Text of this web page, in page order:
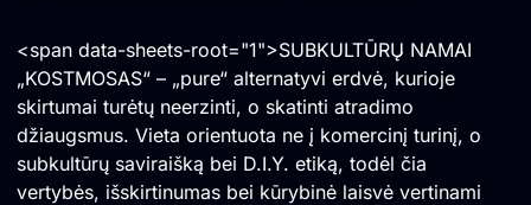
<span data-sheets-root="1">SUBKULTŪRŲ NAMAI
„KOSTMOSAS“ – „pure“ alternatyvi erdvė, kurioje
skirtumai turėtų neerzinti, o skatinti atradimo
džiaugsmus. Vieta orientuota ne į komercinį turinį, o
subkultūrų saviraišką bei D.I.Y. etiką, todėl čia
vertybės, išskirtinumas bei kūrybinė laisvė vertinami